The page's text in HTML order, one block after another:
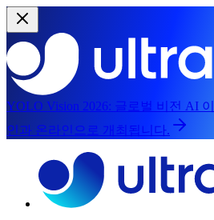
YOLO Vision 2026: 글로벌 비전 AI
인과 온라인으로 개최됩니다.